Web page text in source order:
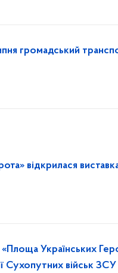
громадський
відкрилася
Українських
Сухопутних військ ЗСУ